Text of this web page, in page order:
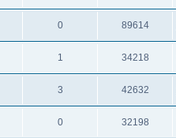
0 89614
1 34218
3 42632
0 32198